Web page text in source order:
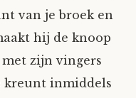
van je broek en
hij de knoop
zijn vingers
kreunt inmiddels